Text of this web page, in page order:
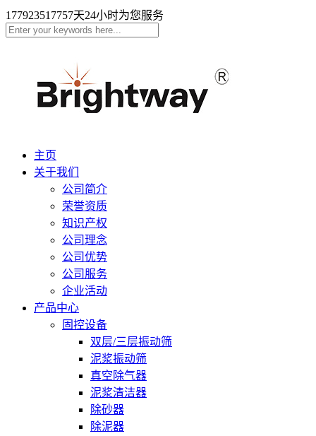
177923517757天24小时为您服务
主页
关于我们
公司简介
荣誉资质
知识产权
公司理念
公司优势
公司服务
企业活动
产品中心
固控设备
双层/三层振动筛
泥浆振动筛
真空除气器
泥浆清洁器
除砂器
除泥器